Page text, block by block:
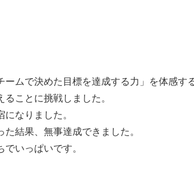
ムで決めた目標を達成する力」を体感す
ことに挑戦しました。
なりました。
結果、無事達成できました。
いっぱいです。